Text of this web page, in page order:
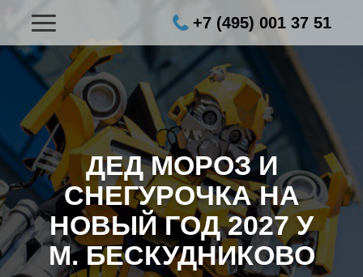
+7 (495) 001 37 51
ДЕД МОРОЗ И
СНЕГУРОЧКА НА
НОВЫЙ ГОД 2027 У
М. БЕСКУДНИКОВО